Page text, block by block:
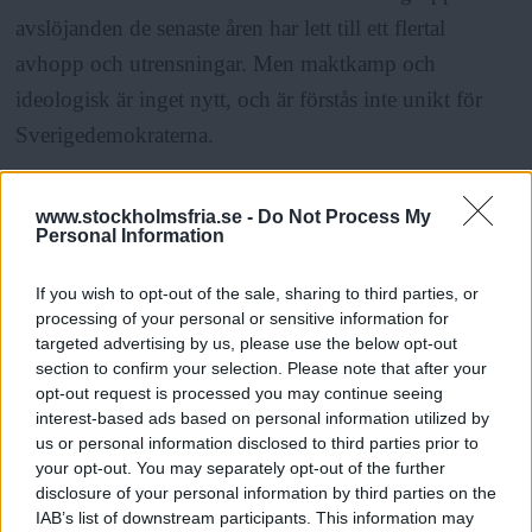
www.stockholmsfria.se - Do Not Process My
Personal Information
If you wish to opt-out of the sale, sharing to third parties, or
processing of your personal or sensitive information for
targeted advertising by us, please use the below opt-out
section to confirm your selection. Please note that after your
opt-out request is processed you may continue seeing
interest-based ads based on personal information utilized by
us or personal information disclosed to third parties prior to
your opt-out. You may separately opt-out of the further
disclosure of your personal information by third parties on the
IAB’s list of downstream participants. This information may
avslöjanden de senaste åren har lett till ett flertal
avhopp och utrensningar. Men maktkamp och
ideologisk är inget nytt, och är förstås inte unikt för
Sverigedemokraterna.
ANNONS
Nationaldemokraterna bildades 2001 av Tor Paulsson
(organisatör) och Anders Steen (partiledare) efter att de
uteslutits ur Sverigedemokraterna fyra månader
tidigare. De låg bakom partiets valframgångar i
Haninge men anklagades för att ha försökt bygga en
”hemlig, parallell organisation”, skrev partiet i ett
pressmeddelande i april 2001. Återigen den till synes